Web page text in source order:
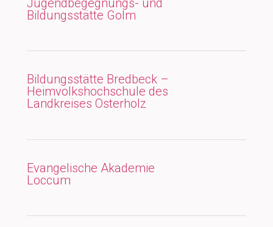
Jugendbegegnungs- und
Bildungsstätte Golm
Bildungsstätte Bredbeck –
Heimvolkshochschule des
Landkreises Osterholz
Evangelische Akademie
Loccum